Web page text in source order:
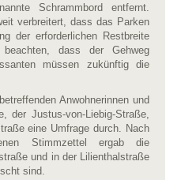
Schrammbord entfernt.
verbreitert, dass das Parken
der erforderlichen Restbreite
dass der Gehweg
müssen zukünftig die
Anwohnerinnen und
der Justus-von-Liebig-Straße,
eine Umfrage durch. Nach
Stimmzettel ergab die
und in der Lilienthalstraße
sind.